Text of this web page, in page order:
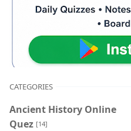
CATEGORIES
Ancient History Online
Quez [14]